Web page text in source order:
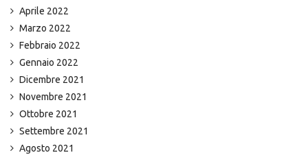
Aprile 2022
Marzo 2022
Febbraio 2022
Gennaio 2022
Dicembre 2021
Novembre 2021
Ottobre 2021
Settembre 2021
Agosto 2021